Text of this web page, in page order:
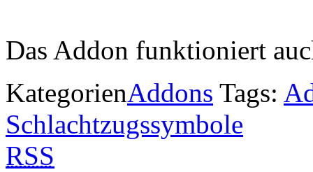
Das Addon funktioniert
KategorienAddons Tags:
Schlachtzugssymbole
RSS